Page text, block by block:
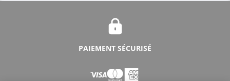
PAIEMENT SÉCURISÉ